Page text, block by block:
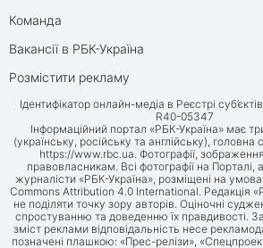
Команда
Вакансії в РБК-Україна
Розмістити рекламу
Ідентифікатор онлайн-медіа в Реєстрі
R40-05347
Інформаційний портал «РБК-Україна» має
(українську, російську та англійську), головна
https://www.rbc.ua. Фотографії,
правовласникам. Всі фотографії на Порталі,
журналісти «РБК-Україна», розміщені на
Commons Attribution 4.0 International. Редакція
не поділяти точку зору авторів. Оціночні
спростуванню та доведенню їх правдивості. За
зміст реклами відповідальність несе
позначені плашкою: «Прес-релізи»,